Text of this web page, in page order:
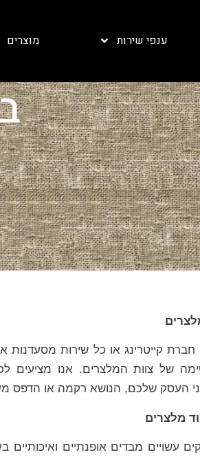
ענפי שירות מוצרים
קייטרינג או כל שירות מסעדנות
של צוות המלצרים. אנו מציעים
העסק שלכם, הנושא רקמה או הדפס
מלצרים
עשויים מבדים אופנתיים